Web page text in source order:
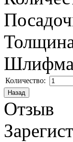
Количество:
Отзыв